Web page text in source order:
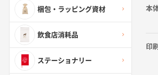
梱包・ラッピング資材
飲食店消耗品
ステーショナリー
本
印